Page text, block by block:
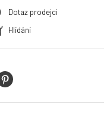
Dotaz prodejci
Hlídání